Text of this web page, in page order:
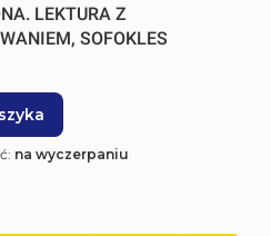
LEKTURA Z
SOFOKLES
na wyczerpaniu